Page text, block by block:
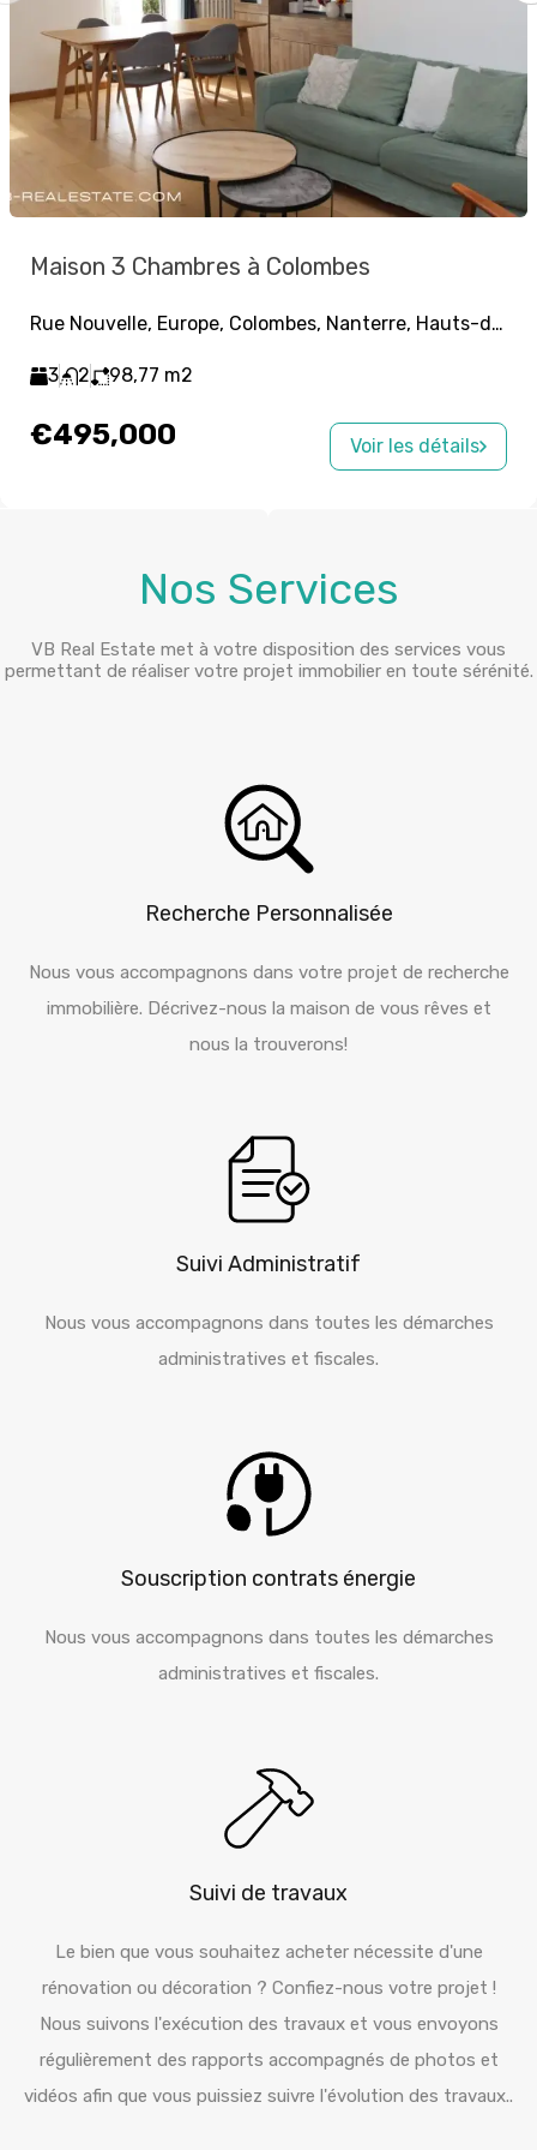
Maison 3 Chambres à Colombes
Rue Nouvelle, Europe, Colombes, Nanterre, Hauts-de-Seine, Île-de-France, France métropolitaine, 92700, France
3 2 98,77 m2
€495,000 Voir les détails
Nos Services
VB Real Estate met à votre disposition des services vous
permettant de réaliser votre projet immobilier en toute sérénité.
Recherche Personnalisée
Nous vous accompagnons dans votre projet de recherche
immobilière. Décrivez-nous la maison de vous rêves et
nous la trouverons!
Suivi Administratif
Nous vous accompagnons dans toutes les démarches
administratives et fiscales.
Souscription contrats énergie
Nous vous accompagnons dans toutes les démarches
administratives et fiscales.
Suivi de travaux
Le bien que vous souhaitez acheter nécessite d'une
rénovation ou décoration ? Confiez-nous votre projet !
Nous suivons l'exécution des travaux et vous envoyons
régulièrement des rapports accompagnés de photos et
vidéos afin que vous puissiez suivre l'évolution des travaux..